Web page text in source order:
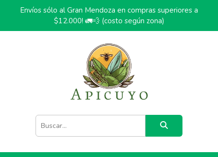
Envíos sólo al Gran Mendoza en compras superiores a
$12.000! 🚛💨 (costo según zona)